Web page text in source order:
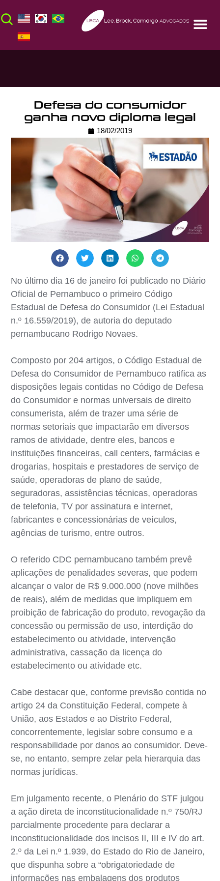
Defesa do consumidor
ganha novo diploma legal
18/02/2019
No último dia 16 de janeiro foi publicado no Diário
Oficial de Pernambuco o primeiro Código
Estadual de Defesa do Consumidor (Lei Estadual
n.º 16.559/2019), de autoria do deputado
pernambucano Rodrigo Novaes.
Composto por 204 artigos, o Código Estadual de
Defesa do Consumidor de Pernambuco ratifica as
disposições legais contidas no Código de Defesa
do Consumidor e normas universais de direito
consumerista, além de trazer uma série de
normas setoriais que impactarão em diversos
ramos de atividade, dentre eles, bancos e
instituições financeiras, call centers, farmácias e
drogarias, hospitais e prestadores de serviço de
saúde, operadoras de plano de saúde,
seguradoras, assistências técnicas, operadoras
de telefonia, TV por assinatura e internet,
fabricantes e concessionárias de veículos,
agências de turismo, entre outros.
O referido CDC pernambucano também prevê
aplicações de penalidades severas, que podem
alcançar o valor de R$ 9.000.000 (nove milhões
de reais), além de medidas que impliquem em
proibição de fabricação do produto, revogação da
concessão ou permissão de uso, interdição do
estabelecimento ou atividade, intervenção
administrativa, cassação da licença do
estabelecimento ou atividade etc.
Cabe destacar que, conforme previsão contida no
artigo 24 da Constituição Federal, compete à
União, aos Estados e ao Distrito Federal,
concorrentemente, legislar sobre consumo e a
responsabilidade por danos ao consumidor. Deve-
se, no entanto, sempre zelar pela hierarquia das
normas jurídicas.
Em julgamento recente, o Plenário do STF julgou
a ação direta de inconstitucionalidade n.º 750/RJ
parcialmente procedente para declarar a
inconstitucionalidade dos incisos II, III e IV do art.
2.º da Lei n.º 1.939, do Estado do Rio de Janeiro,
que dispunha sobre a “obrigatoriedade de
informações nas embalagens dos produtos